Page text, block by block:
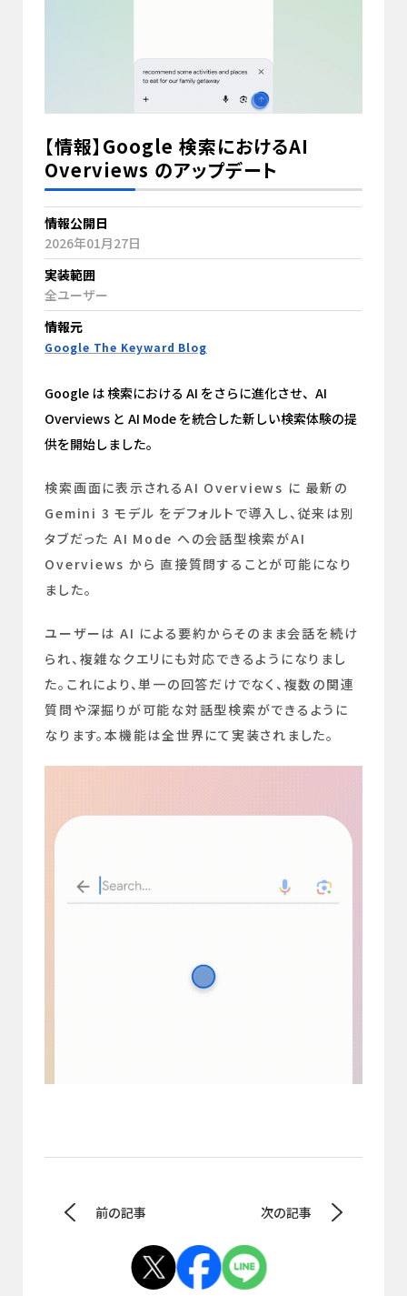
【情報】Google 検索におけるAI
Overviews のアップデート
情報公開日
2026年01月27日
実装範囲
全ユーザー
情報元
Google The Keyward Blog
Google は 検索における AI をさらに進化させ、AI
Overviews と AI Mode を統合した新しい検索体験の提
供を開始しました。
検索画面に表示されるAI Overviews に 最新の
Gemini 3 モデル をデフォルトで導入し、従来は別
タブだった AI Mode への会話型検索がAI
Overviews から 直接質問することが可能になり
ました。
ユーザーは AI による要約からそのまま会話を続け
られ、複雑なクエリにも対応できるようになりまし
た。これにより、単一の回答だけでなく、複数の関連
質問や深掘りが可能な対話型検索ができるように
なります。本機能は全世界にて実装されました。
前の記事 次の記事